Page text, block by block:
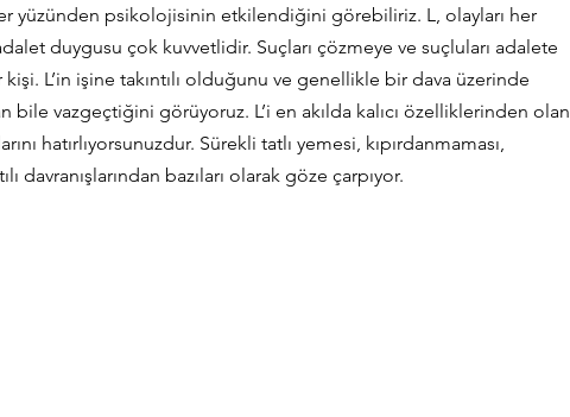
yüzünden psikolojisinin etkilendiğini görebiliriz. L, olayları her
duygusu çok kuvvetlidir. Suçları çözmeye ve suçluları adalete
L’in işine takıntılı olduğunu ve genellikle bir dava üzerinde
bile vazgeçtiğini görüyoruz. L’i en akılda kalıcı özelliklerinden olan
hatırlıyorsunuzdur. Sürekli tatlı yemesi, kıpırdanmaması,
davranışlarından bazıları olarak göze çarpıyor.